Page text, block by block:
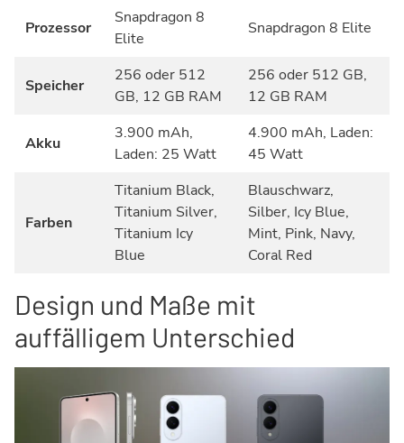
Prozessor
Snapdragon 8
Elite
Snapdragon 8 Elite
Speicher
256 oder 512
GB, 12 GB RAM
256 oder 512 GB,
12 GB RAM
Akku
3.900 mAh,
Laden: 25 Watt
4.900 mAh, Laden:
45 Watt
Farben
Titanium Black,
Titanium Silver,
Titanium Icy
Blue
Blauschwarz,
Silber, Icy Blue,
Mint, Pink, Navy,
Coral Red
Design und Maße mit
auffälligem Unterschied